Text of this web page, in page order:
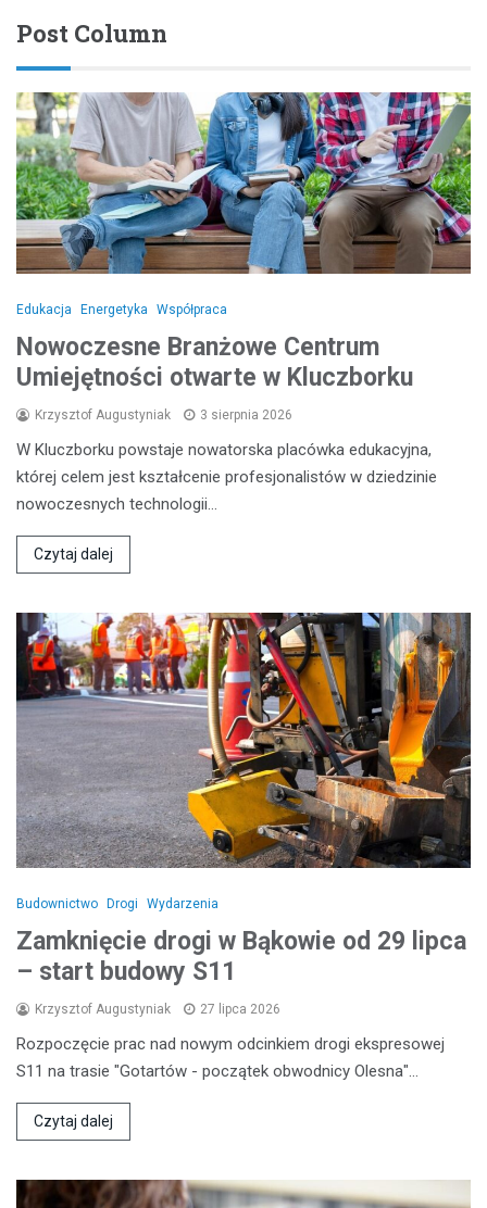
Post Column
Edukacja Energetyka Współpraca
Nowoczesne Branżowe Centrum
Umiejętności otwarte w Kluczborku
Krzysztof Augustyniak 3 sierpnia 2026
W Kluczborku powstaje nowatorska placówka edukacyjna,
której celem jest kształcenie profesjonalistów w dziedzinie
nowoczesnych technologii…
Czytaj dalej
Budownictwo Drogi Wydarzenia
Zamknięcie drogi w Bąkowie od 29 lipca
– start budowy S11
Krzysztof Augustyniak 27 lipca 2026
Rozpoczęcie prac nad nowym odcinkiem drogi ekspresowej
S11 na trasie "Gotartów - początek obwodnicy Olesna"…
Czytaj dalej